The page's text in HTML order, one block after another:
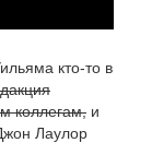
кто-то в
коллегам, и
Лаулор